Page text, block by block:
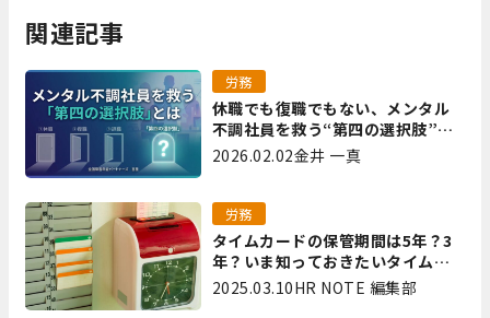
関連記事
休職でも復職でもない、メンタル
不調社員を救う“第四の選択肢”と
は｜全国障害年金パートナーズ 宮
労務
2026.02.02金井 一真
タイムカードの保管期間は5年？3
年？いま知っておきたいタイムカ
ード保管方法
労務
2025.03.10HR NOTE 編集部